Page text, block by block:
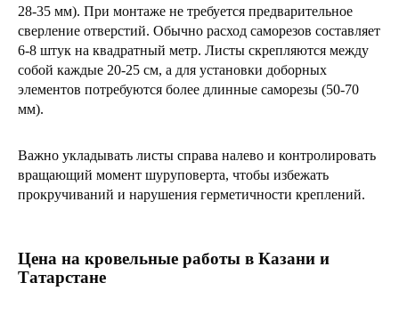
28-35 мм). При монтаже не требуется предварительное
сверление отверстий. Обычно расход саморезов составляет
6-8 штук на квадратный метр. Листы скрепляются между
собой каждые 20-25 см, а для установки доборных
элементов потребуются более длинные саморезы (50-70
мм).
Важно укладывать листы справа налево и контролировать
вращающий момент шуруповерта, чтобы избежать
прокручиваний и нарушения герметичности креплений.
Цена на кровельные работы в Казани и
Татарстане